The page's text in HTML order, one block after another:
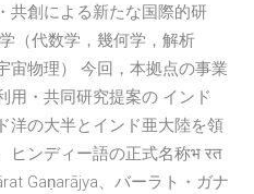
共創による新たな国際的研
（代数学，幾何学，解析
宙物理） 今回，本拠点の事業
用・共同研究提案の インド
洋の大半とインド亜大陸を領
ヒンディー語の正式名称भ रत
Gaṇarājya、バーラト・ガナ